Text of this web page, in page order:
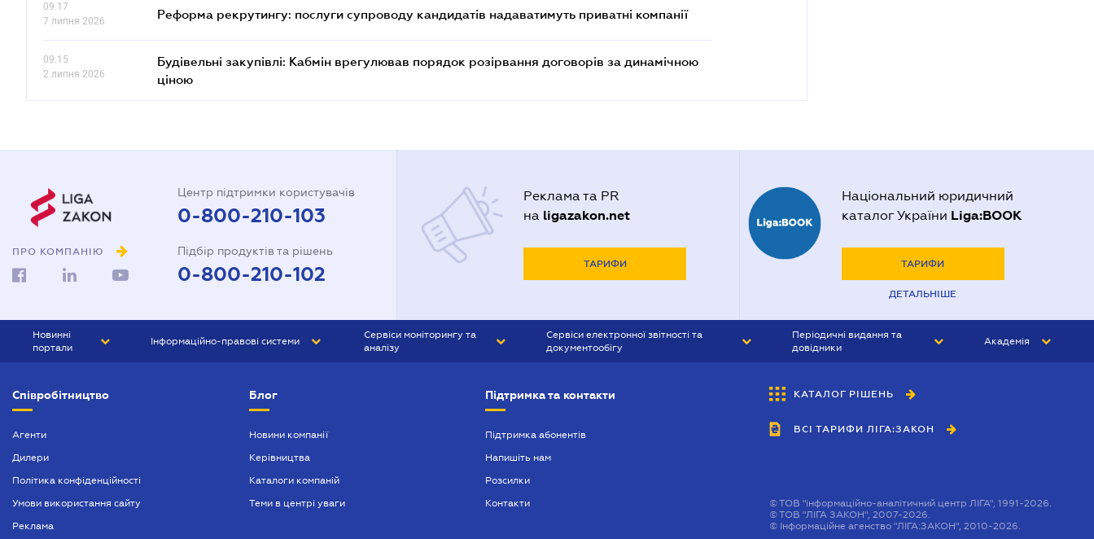
09.17
7 липня 2026
Реформа рекрутингу: послуги супроводу кандидатів надаватимуть приватні компанії
09.15
2 липня 2026
Будівельні закупівлі: Кабмін врегулював порядок розірвання договорів за динамічною
ціною
ПРО КОМПАНІЮ
Центр підтримки користувачів
0-800-210-103
Підбір продуктів та рішень
0-800-210-102
Реклама та PR
на ligazakon.net
ТАРИФИ
Національний юридичний
каталог України Liga:BOOK
ТАРИФИ
ДЕТАЛЬНІШЕ
Новинні
портали
БІЗНЕС
Інформаційно-правові системи
БУХГАЛТЕР ПРОФ
Сервіси моніторингу та
аналізу
Сервіси електронної звітності та
документообігу
Періодичні видання та
довідники
БУХГАЛТЕР&ЗАКОН
ВІСНИК МСФЗ
Академія
Співробітництво
Агенти
Дилери
Політика конфіденційності
Умови використання сайту
Реклама
Блог
Новини компанії
Керівництва
Каталоги компаній
Теми в центрі уваги
Підтримка та контакти
Підтримка абонентів
Напишіть нам
Розсилки
Контакти
КАТАЛОГ РІШЕНЬ
ВСІ ТАРИФИ ЛІГА:ЗАКОН
©ТОВ "інформаційно-аналітичний центр ЛІГА", 1991-2026.
©ТОВ "ЛІГА ЗАКОН", 2007-2026.
© Інформаційне агенство "ЛІГА:ЗАКОН", 2010-2026.